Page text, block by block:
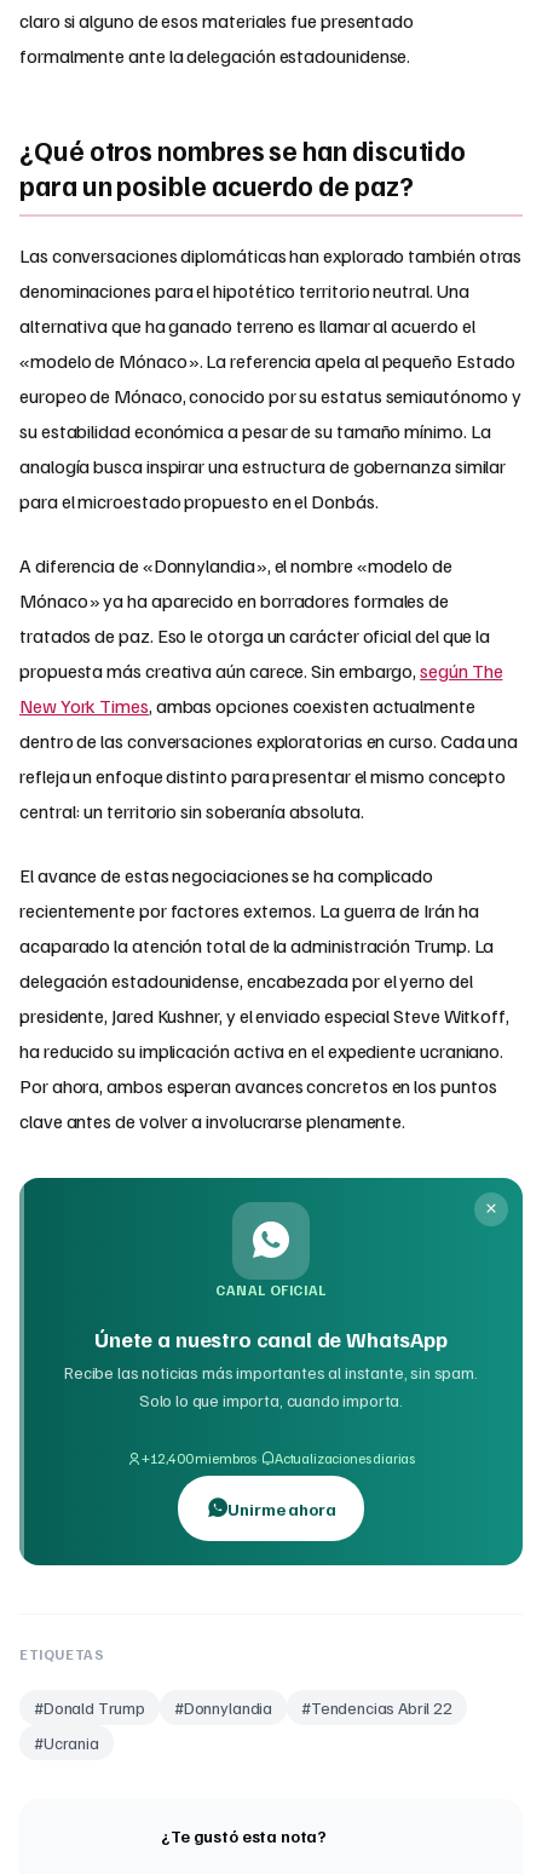
claro si alguno de esos materiales fue presentado
formalmente ante la delegación estadounidense.
¿Qué otros nombres se han discutido
para un posible acuerdo de paz?
Las conversaciones diplomáticas han explorado también otras
denominaciones para el hipotético territorio neutral. Una
alternativa que ha ganado terreno es llamar al acuerdo el
«modelo de Mónaco». La referencia apela al pequeño Estado
europeo de Mónaco, conocido por su estatus semiautónomo y
su estabilidad económica a pesar de su tamaño mínimo. La
analogía busca inspirar una estructura de gobernanza similar
para el microestado propuesto en el Donbás.
A diferencia de «Donnylandia», el nombre «modelo de
Mónaco» ya ha aparecido en borradores formales de
tratados de paz. Eso le otorga un carácter oficial del que la
propuesta más creativa aún carece. Sin embargo,según The
New York Times, ambas opciones coexisten actualmente
dentro de las conversaciones exploratorias en curso. Cada una
refleja un enfoque distinto para presentar el mismo concepto
central: un territorio sin soberanía absoluta.
El avance de estas negociaciones se ha complicado
recientemente por factores externos. La guerra de Irán ha
acaparado la atención total de la administración Trump. La
delegación estadounidense, encabezada por el yerno del
presidente, Jared Kushner, y el enviado especial Steve Witkoff,
ha reducido su implicación activa en el expediente ucraniano.
Por ahora, ambos esperan avances concretos en los puntos
clave antes de volver a involucrarse plenamente.
CANAL OFICIAL
Únete a nuestro canal de WhatsApp
Recibe las noticias más importantes al instante, sin spam.
Solo lo que importa, cuando importa.
+12,400 miembros· Actualizaciones diarias
Unirme ahora
ETIQUETAS
#Donald Trump #Donnylandia #Tendencias Abril 22
#Ucrania
¿Te gustó esta nota?